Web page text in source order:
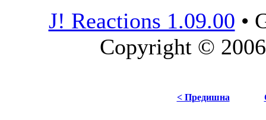
J! Reactions 1.09.00 •
Copyright ©
< Предишна